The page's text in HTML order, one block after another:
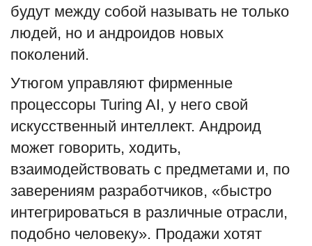
будут между собой называть не только
людей, но и андроидов новых
поколений.
Утюгом управляют фирменные
процессоры Turing AI, у него свой
искусственный интеллект. Андроид
может говорить, ходить,
взаимодействовать с предметами и, по
заверениям разработчиков, «быстро
интегрироваться в различные отрасли,
подобно человеку». Продажи хотят